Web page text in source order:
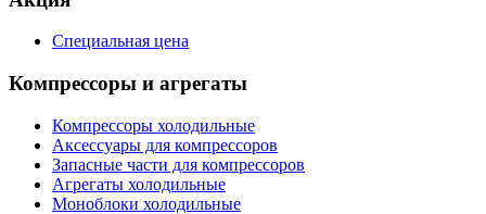
Специальная цена
Компрессоры и агрегаты
Компрессоры холодильные
Аксессуары для компрессоров
Запасные части для компрессоров
Агрегаты холодильные
Моноблоки холодильные